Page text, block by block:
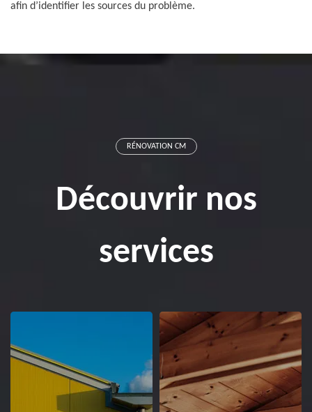
afin d’identifier les sources du problème.
RÉNOVATION CM
Découvrir nos
services